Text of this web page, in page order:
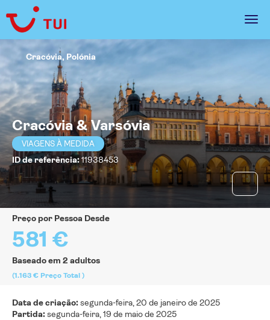
Cracóvia & Varsóvia
VIAGENS À MEDIDA
ID de referência:11938453
Cracóvia, Polónia
Preço por Pessoa Desde
581 €
Baseado em 2 adultos
(1.163 € Preço Total )
Data de criação:segunda-feira, 20 de janeiro de 2025
Partida:segunda-feira, 19 de maio de 2025